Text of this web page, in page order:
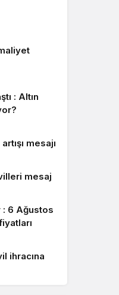
: Altın
mesajı
mesaj
6 Ağustos
ihracına